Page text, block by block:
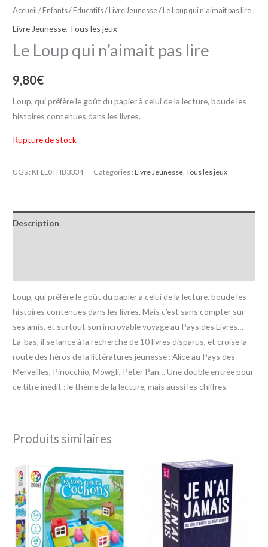
Accueil / Enfants / Educatifs/ Livre Jeunesse/ Le Loup qui n’aimait pas lire
Livre Jeunesse, Tous les jeux
Le Loup qui n’aimait pas lire
9,80€
Loup, qui préfère le goût du papier à celui de la lecture, boude les
histoires contenues dans les livres.
Rupture de stock
UGS : KFLL0THB3334 Catégories :Livre Jeunesse ,Tous les jeux
Description
Loup, qui préfère le goût du papier à celui de la lecture, boude les
histoires contenues dans les livres. Mais c’est sans compter sur
ses amis, et surtout son incroyable voyage au Pays des Livres…
Là-bas, il se lance à la recherche de 10 livres disparus, et croise la
route des héros de la littératures jeunesse : Alice au Pays des
Merveilles, Pinocchio, Mowgli, Peter Pan… Une double entrée pour
ce titre inédit : le thème de la lecture, mais aussi les chiffres.
Produits similaires